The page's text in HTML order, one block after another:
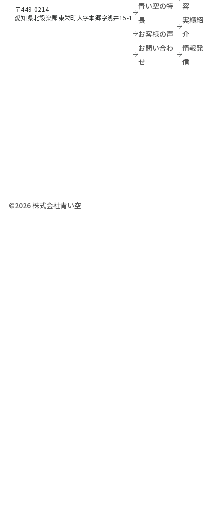
〒449-0214
​​​​​​​愛知県北設楽郡東栄町大字本郷字浅井15-1
青い空の特
長
お客様の声
お問い合わ
せ
容
実績紹
介
情報発
信
©2026 株式会社青い空